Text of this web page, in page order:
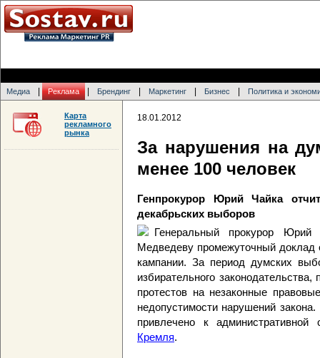
Медиа Реклама Брендинг Маркетинг Бизнес Политика и
18.01.2012
За нарушения на
менее 100 человек
Генпрокурор Юрий Чайка
декабрьских выборов
Генеральный прокурор Юрий
Медведеву промежуточный доклад
кампании. За период думских
избирательного
протестов на незаконные
недопустимости нарушений
привлечено к административной
Кремля.
Карта
рекламного
рынка